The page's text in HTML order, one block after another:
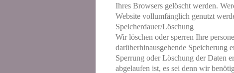
Ihres Browsers gelöscht werden.
Website vollumfänglich genutzt
Speicherdauer/Löschung
Wir löschen oder sperren Ihre
darüberhinausgehende Speicherung
Sperrung oder Löschung der Daten
abgelaufen ist, es sei denn wir